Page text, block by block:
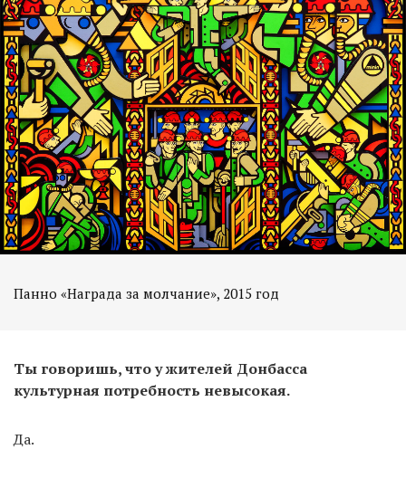
Ты говоришь, что у жителей Донбасса
культурная потребность невысокая.
Да.